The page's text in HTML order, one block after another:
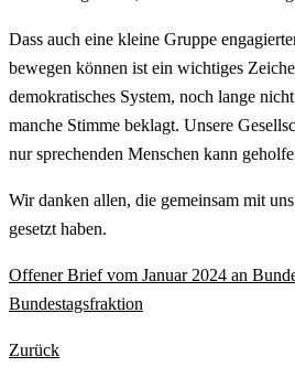
Dass auch eine kleine Gruppe
bewegen können ist ein wichtiges
demokratisches System, noch lange
manche Stimme beklagt. Unsere
nur sprechenden Menschen kann
Wir danken allen, die gemeinsam mit
gesetzt haben.
Offener Brief vom Januar 2024 an
Bundestagsfraktion
Zurück